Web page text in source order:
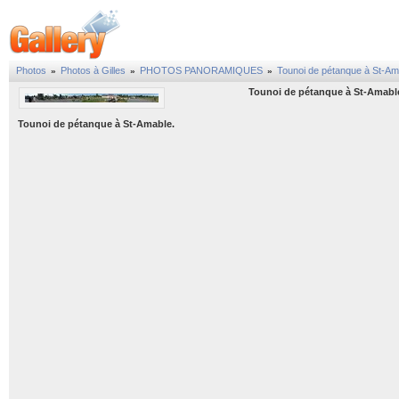
Photos » Photos à Gilles » PHOTOS PANORAMIQUES » Tounoi de pétanque à St-
Tounoi de pétanque à St-Amable.
Tounoi de pétanque à St-